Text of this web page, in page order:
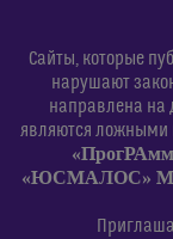
Сайты, которые
нарушают
направлена на
являются ложными
«ЮСМАЛОС»